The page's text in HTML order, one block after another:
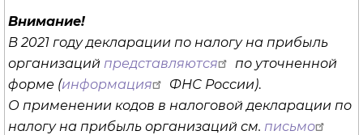
Внимание!
В 2021 году декларации по налогу на прибыль
организаций представляются
по уточненной
форме (информация ФНС России).
О применении кодов в налоговой декларации по
налогу на прибыль организаций см. письмо